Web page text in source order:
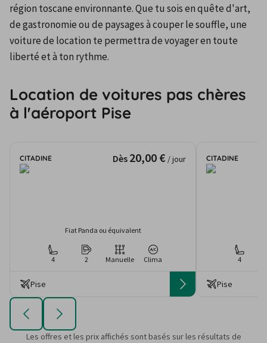
région toscane environnante. Que tu sois en quête d'art,
de gastronomie ou de paysages à couper le souffle, une
voiture de location te permettra de voyager en toute
liberté et à ton rythme.
Location de voitures pas chères
à l'aéroport Pise
CITADINE Dès 20,00 € / jour
Fiat Panda ou équivalent
4 2 Manuelle Clima
Pise
CITADINE
4
Pise
Les offres et les prix affichés sont basés sur les résultats de